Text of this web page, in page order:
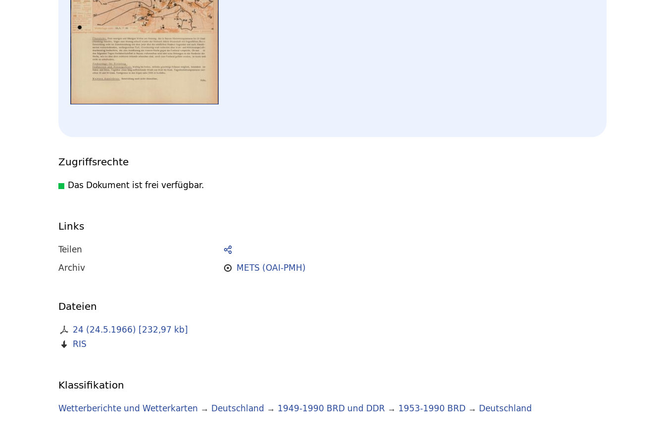
Zugriffsrechte
Das Dokument ist frei verfügbar.
Links
Teilen
Archiv
METS (OAI-PMH)
Dateien
24 (24.5.1966) [232,97 kb]
RIS
Klassifikation
Wetterberichte und Wetterkarten → Deutschland → 1949-1990 BRD und DDR → 1953-1990 BRD → Deutschland